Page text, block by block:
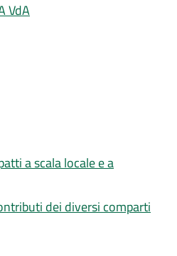
VdA
a scala locale e a
dei diversi comparti